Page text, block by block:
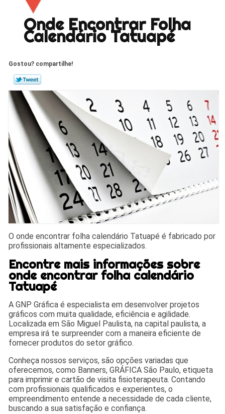
Onde Encontrar Folha
Calendário Tatuapé
Gostou? compartilhe!
O onde encontrar folha calendário Tatuapé é fabricado por
profissionais altamente especializados.
Encontre mais informações sobre
onde encontrar folha calendário
Tatuapé
A GNP Gráfica é especialista em desenvolver projetos
gráficos com muita qualidade, eficiência e agilidade.
Localizada em São Miguel Paulista, na capital paulista, a
empresa irá te surpreender com a maneira eficiente de
fornecer produtos do setor gráfico.
Conheça nossos serviços, são opções variadas que
oferecemos, como Banners, GRÁFICA São Paulo, etiqueta
para imprimir e cartão de visita fisioterapeuta. Contando
com profissionais qualificados e experientes, o
empreendimento entende a necessidade de cada cliente,
buscando a sua satisfação e confiança.